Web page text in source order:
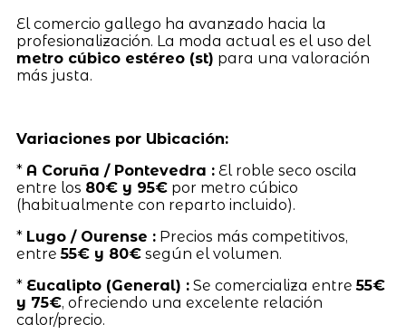
El comercio gallego ha avanzado hacia la
profesionalización. La moda actual es el uso del
metro cúbico estéreo (st) para una valoración
más justa.
Variaciones por Ubicación:
* A Coruña / Pontevedra :El roble seco oscila
entre los 80€ y 95€por metro cúbico
(habitualmente con reparto incluido).
* Lugo / Ourense :Precios más competitivos,
entre55€ y 80€según el volumen.
* Eucalipto (General) :Se comercializa entre55€
y 75€, ofreciendo una excelente relación
calor/precio.